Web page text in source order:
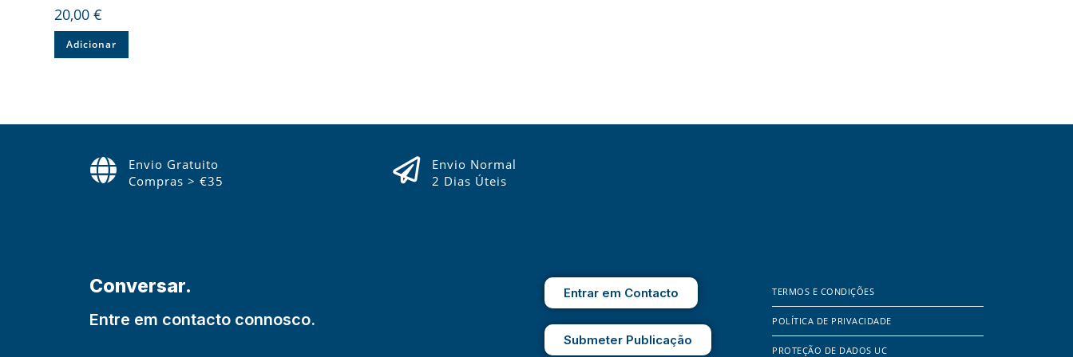
20,00€
Adicionar
Envio Gratuito
Compras > €35
Envio Normal
2 Dias Úteis
Conversar.
Entre em contacto connosco.
Entrar em Contacto
Submeter Publicação
TERMOS E CONDIÇÕES
POLÍTICA DE PRIVACIDADE
PROTEÇÃO DE DADOS UC